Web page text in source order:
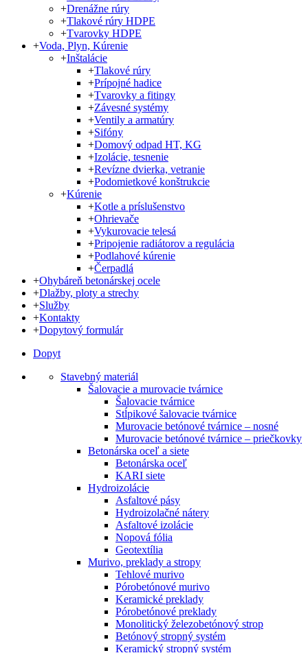
+Drenážne rúry
+Tlakové rúry HDPE
+Tvarovky HDPE
+Voda, Plyn, Kúrenie
+Inštalácie
+Tlakové rúry
+Prípojné hadice
+Tvarovky a fitingy
+Závesné systémy
+Ventily a armatúry
+Sifóny
+Domový odpad HT, KG
+Izolácie, tesnenie
+Revízne dvierka, vetranie
+Podomietkové konštrukcie
+Kúrenie
+Kotle a príslušenstvo
+Ohrievače
+Vykurovacie telesá
+Pripojenie radiátorov a regulácia
+Podlahové kúrenie
+Čerpadlá
+Ohybáreň betonárskej ocele
+Dlažby, ploty a strechy
+Služby
+Kontakty
+Dopytový formulár
Dopyt
Stavebný materiál
Šalovacie a murovacie tvárnice
Šalovacie tvárnice
Stĺpikové šalovacie tvárnice
Murovacie betónové tvárnice – nosné
Murovacie betónové tvárnice – priečkovky
Betonárska oceľ a siete
Betonárska oceľ
KARI siete
Hydroizolácie
Asfaltové pásy
Hydroizolačné nátery
Asfaltové izolácie
Nopová fólia
Geotextília
Murivo, preklady a stropy
Tehlové murivo
Pórobetónové murivo
Keramické preklady
Pórobetónové preklady
Monolitický železobetónový strop
Betónový stropný systém
Keramický stropný systém